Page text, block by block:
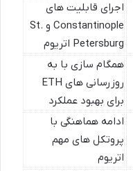
اجرای قابلیت های
Constantinople و St.
Petersburg اتریوم
همگام سازی با به
روزرسانی های ETH
برای بهبود عملکرد
ادامه هماهنگی با
پروتکل های مهم
اتریوم